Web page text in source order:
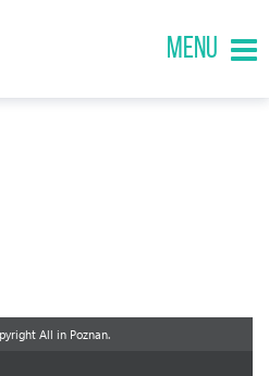
MENU
All in Poznan.